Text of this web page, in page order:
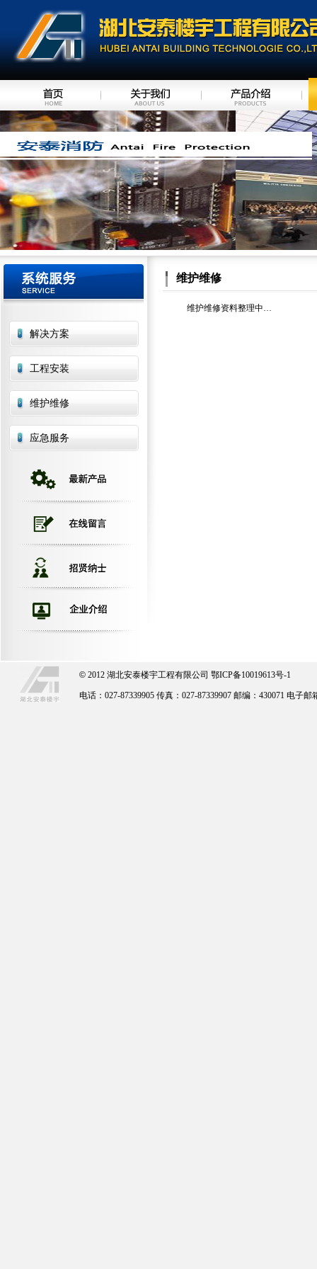
解决方案
工程安装
维护维修
应急服务
维护维修
维护维修资料整理中…
© 2012 湖北安泰楼宇工程有限公司 鄂ICP备10019613号-1
电话：027-87339905 传真：027-87339907 邮编：430071 电子邮